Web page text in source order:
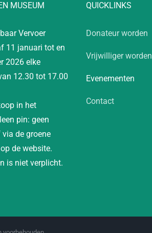
MUSEUM
Vervoer
11 januari tot en
2026 elke
12.30 tot 17.00
in het
pin: geen
de groene
de website.
is niet verplicht.
QUICKLINKS
Donateur worden
Vrijwilliger worden
Evenementen
Contact